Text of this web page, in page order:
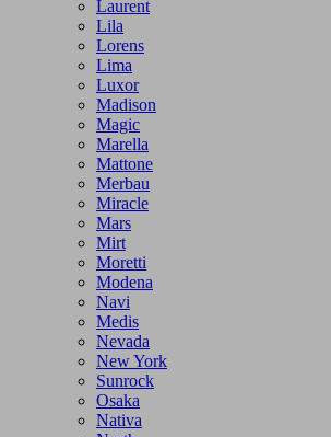
Laurent
Lila
Lorens
Lima
Luxor
Madison
Magic
Marella
Mattone
Merbau
Miracle
Mars
Mirt
Moretti
Modena
Navi
Medis
Nevada
New York
Sunrock
Osaka
Nativa